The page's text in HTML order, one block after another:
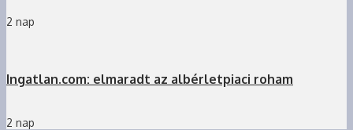
2 nap
Ingatlan.com: elmaradt az albérletpiaci roham
2 nap